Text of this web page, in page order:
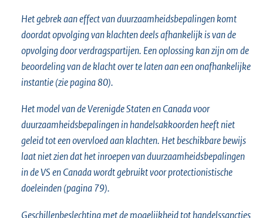
Het gebrek aan effect van duurzaamheidsbepalingen komt
doordat opvolging van klachten deels afhankelijk is van de
opvolging door verdragspartijen. Een oplossing kan zijn om de
beoordeling van de klacht over te laten aan een onafhankelijke
instantie (zie pagina 80).
Het model van de Verenigde Staten en Canada voor
duurzaamheidsbepalingen in handelsakkoorden heeft niet
geleid tot een overvloed aan klachten. Het beschikbare bewijs
laat niet zien dat het inroepen van duurzaamheidsbepalingen
in de VS en Canada wordt gebruikt voor protectionistische
doeleinden (pagina 79).
Geschillenbeslechting met de mogelijkheid tot handelssancties